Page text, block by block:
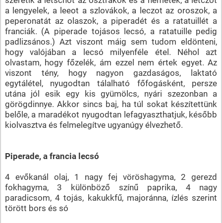
a lengyelek, a leeot a szlovákok, a leczot az oroszok, a
peperonatát az olaszok, a piperadét és a ratatuillét a
franciák. (A piperade tojásos lecsó, a ratatuille pedig
padlizsános.) Azt viszont máig sem tudom eldönteni,
hogy valójában a lecsó milyenféle étel. Néhol azt
olvastam, hogy főzelék, ám ezzel nem értek egyet. Az
viszont tény, hogy nagyon gazdaságos, laktató
egytálétel, nyugodtan tálalható főfogásként, persze
utána jól esik egy kis gyümölcs, nyári szezonban a
görögdinnye. Akkor sincs baj, ha túl sokat készítettünk
belőle, a maradékot nyugodtan lefagyaszthatjuk, később
kiolvasztva és felmelegítve ugyanúgy élvezhető.
Piperade, a francia lecsó
4 evőkanál olaj, 1 nagy fej vöröshagyma, 2 gerezd
fokhagyma, 3 különböző színű paprika, 4 nagy
paradicsom, 4 tojás, kakukkfű, majoránna, ízlés szerint
törött bors és só